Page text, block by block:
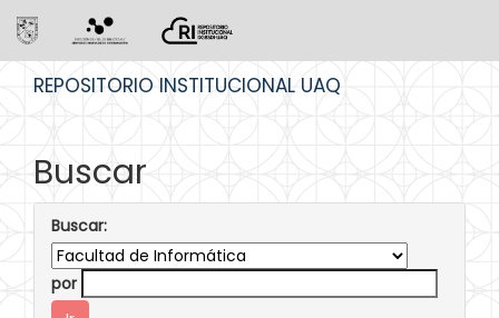
REPOSITORIO INSTITUCIONAL UAQ
Buscar
Buscar:
por